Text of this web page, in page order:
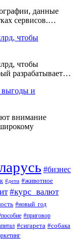
данные
сервисов.…
чтобы
чтобы
разрабатывает…
и
внимание
#бизнес
#дети #животное
#курс_валют
#новый_год
#приговор
#сигарета #собака